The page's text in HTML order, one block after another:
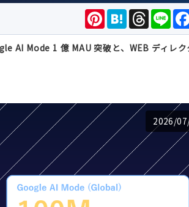
Threads
Hatena
Pinterest
AI Mode 1 億 MAU 突破と、WEB ディレ
2026/